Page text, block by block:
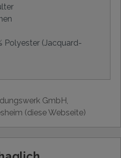
Polyester (Jacquard-
GmbH,
(diese Webseite)